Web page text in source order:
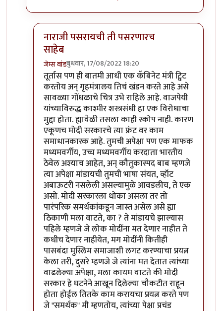
नाराजी पसरायची ती पसरणारच
साहेब
जेम्स वांडबुधवार, 17/08/2022 18:20
In reply toनिषेधार्हbyक्लिंटन
तूर्तास पण ही बातमी आधी एक कॅबिनेट मंत्री ट्विट
करतोय अन् गृहमंत्रालय तिचं खंडन करते आहे असे
सावळ्या गोंधळाचे चित्र उभे राहिले आहे. वाजपेयी
यांच्याविरुद्ध काश्मीर शस्त्रसंधी हा एक विरोधाचा
मुद्दा होता. ह्यावेळी तसला काही स्कोप नाही. कारण
एकूणच मोदी सरकारचे त्या फ्रंट वर काम
समाधानकारक आहे. तुमची अपेक्षा पण एक माफक
मध्यमवर्गीय, उच्च मध्यमवर्गीय करदाता भारतीय
ठेवेल अश्याच आहेत, अन् कौतुकास्पद बाब म्हणजे
त्या अपेक्षा मांडायची तुमची भाषा संयत, व्हॉट
अबाऊटरी नसलेली असल्यामुळे आवडलीच, ते एक
असो. मोदी सरकारला धोका असला तर तो
पारंपरिक समर्थकांकडून जास्त असेल असे ह्या
ठिकाणी मला वाटते, का ? ते मांडायचे झाल्यास
पहिले म्हणजे जे लोक मोदींना मत देणार नाहीत ते
कधीच देणार नाहीयेत, मग मोदींनी कितीही
पासबंदा मुस्लिम समाजाशी लगट करण्याचा प्रयत्न
केला तरी, दुसरे म्हणजे जे त्यांना मत देतात त्यांच्या
वाढलेल्या अपेक्षा, मला कायम वाटते की मोदी
सरकार हे घटनेने आखून दिलेल्या चौकटीत राहून
होता होईल तितके काम करायचा प्रयत्न करते पण
जे "समर्थक" मी म्हणतोय, त्यांच्या पेक्षा प्रचंड